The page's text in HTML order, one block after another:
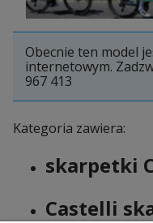
Obecnie ten model
internetowym.
967 413
Kategoria zawiera:
skarpetki
Castelli